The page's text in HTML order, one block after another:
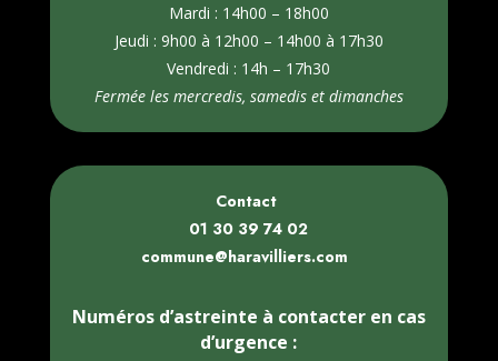
Mardi : 14h00 – 18h00
Jeudi : 9h00 à 12h00 – 14h00 à 17h30
Vendredi : 14h – 17h30
Fermée les mercredis, samedis et dimanches
Contact
01 30 39 74 02
commune@haravilliers.com
Numéros d’astreinte à contacter en cas
d’urgence :